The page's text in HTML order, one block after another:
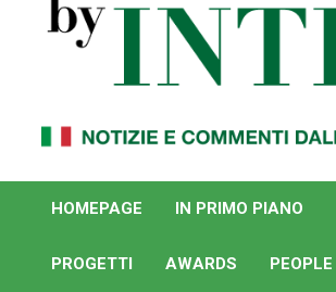
By Internews
internazionale
HOMEPAGE
IN PRIMO PIANO
PROGETTI AWARDS PEOPLE